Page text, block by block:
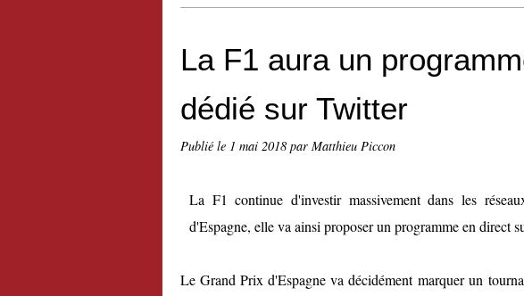
La F1 aura un
dédié sur Twitter
Publié le 1 mai 2018 par Matthieu Piccon
La F1 continue d'investir massivement dans les
d'Espagne, elle va ainsi proposer un programme en direct
Le Grand Prix d'Espagne va décidément marquer un